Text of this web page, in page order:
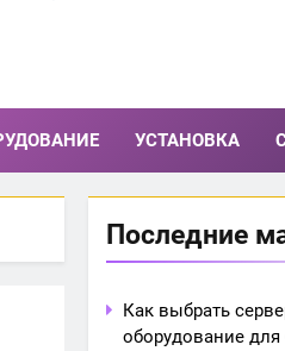
УСТАНОВКА
Последние
Как выбрать
оборудование